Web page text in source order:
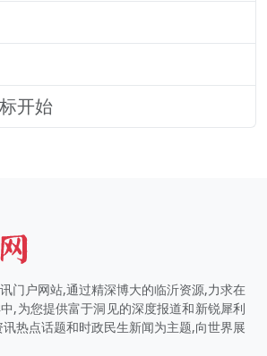
开始
门户网站,通过精深博大的临沂资源,力求在
,为您提供富于洞见的深度报道和新锐犀利
热点话题和时政民生新闻为主题,向世界展